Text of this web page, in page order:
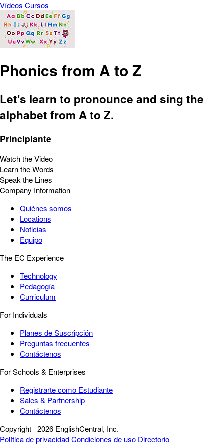
Vídeos Cursos
Phonics from A to Z
Let's learn to pronounce and sing the
alphabet from A to Z.
Principiante
Watch the Video
Learn the Words
Speak the Lines
Company Information
Quiénes somos
Locations
Noticias
Equipo
The EC Experience
Technology
Pedagogía
Curriculum
For Individuals
Planes de Suscripción
Preguntas frecuentes
Contáctenos
For Schools & Enterprises
Registrarte como Estudiante
Sales & Partnership
Contáctenos
Copyright 2026 EnglishCentral, Inc.
Política de privacidadCondiciones de uso Directorio